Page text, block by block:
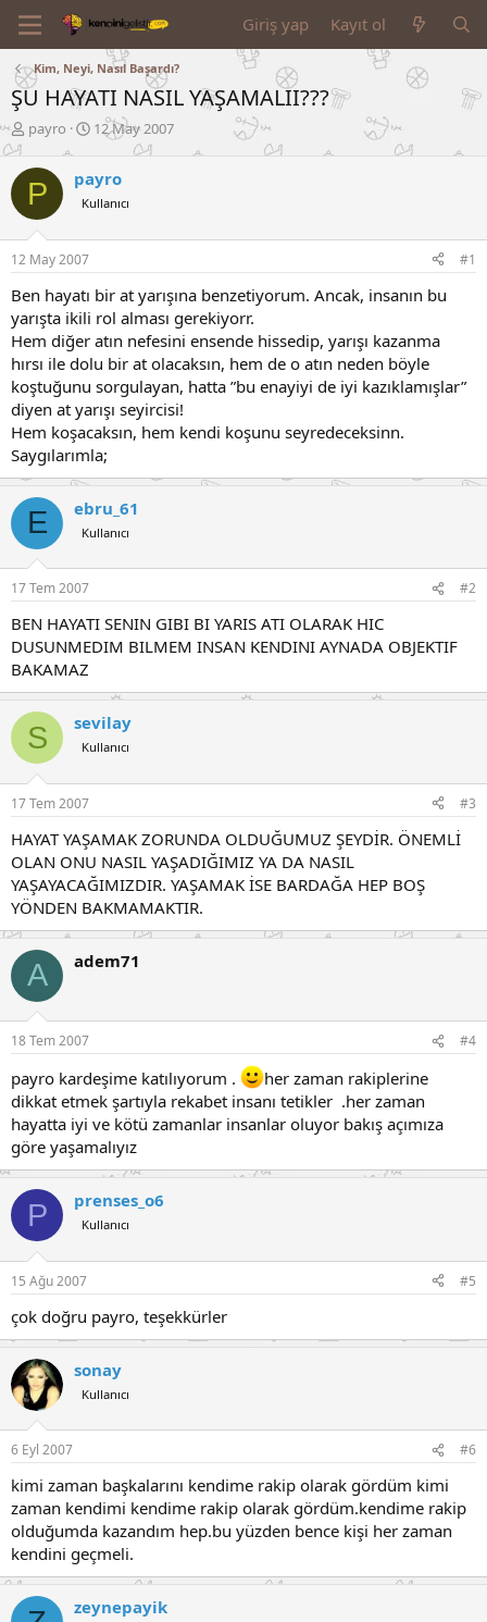
Giriş yap Kayıt ol
Kim, Neyi, Nasıl Başardı?
ŞU HAYATI NASIL YAŞAMALII???
K
n
u
y
u
B
a
l
a
t
a
n
payro
B
l
a
g
t
a
r
i
h
12 May 2007
P payro
Kullanıcı
12 May 2007 #1
Ben hayatı bir at yarışına benzetiyorum. Ancak, insanın bu
yarışta ikili rol alması gerekiyorr.
Hem diğer atın nefesini ensende hissedip, yarışı kazanma
hırsı ile dolu bir at olacaksın, hem de o atın neden böyle
koştuğunu sorgulayan, hatta ”bu enayiyi de iyi kazıklamışlar”
diyen at yarışı seyircisi!
Hem koşacaksın, hem kendi koşunu seyredeceksinn.
Saygılarımla;
E ebru_61
Kullanıcı
17 Tem 2007 #2
BEN HAYATI SENIN GIBI BI YARIS ATI OLARAK HIC
DUSUNMEDIM BILMEM INSAN KENDINI AYNADA OBJEKTIF
BAKAMAZ
S sevilay
Kullanıcı
17 Tem 2007 #3
HAYAT YAŞAMAK ZORUNDA OLDUĞUMUZ ŞEYDİR. ÖNEMLİ
OLAN ONU NASIL YAŞADIĞIMIZ YA DA NASIL
YAŞAYACAĞIMIZDIR. YAŞAMAK İSE BARDAĞA HEP BOŞ
YÖNDEN BAKMAMAKTIR.
A adem71
18 Tem 2007 #4
payro kardeşime katılıyorum .
her zaman rakiplerine
dikkat etmek şartıyla rekabet insanı tetikler .her zaman
hayatta iyi ve kötü zamanlar insanlar oluyor bakış açımıza
göre yaşamalıyız
P prenses_o6
Kullanıcı
15 Ağu 2007 #5
çok doğru payro, teşekkürler
sonay
Kullanıcı
6 Eyl 2007 #6
kimi zaman başkalarını kendime rakip olarak gördüm kimi
zaman kendimi kendime rakip olarak gördüm.kendime rakip
olduğumda kazandım hep.bu yüzden bence kişi her zaman
kendini geçmeli.
zeynepayik